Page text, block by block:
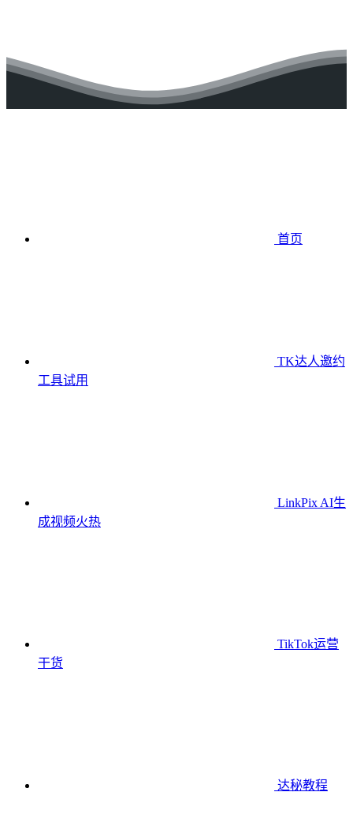
首页
TK达人邀约
工具试用
LinkPix AI生
成视频火热
TikTok运营
干货
达秘教程